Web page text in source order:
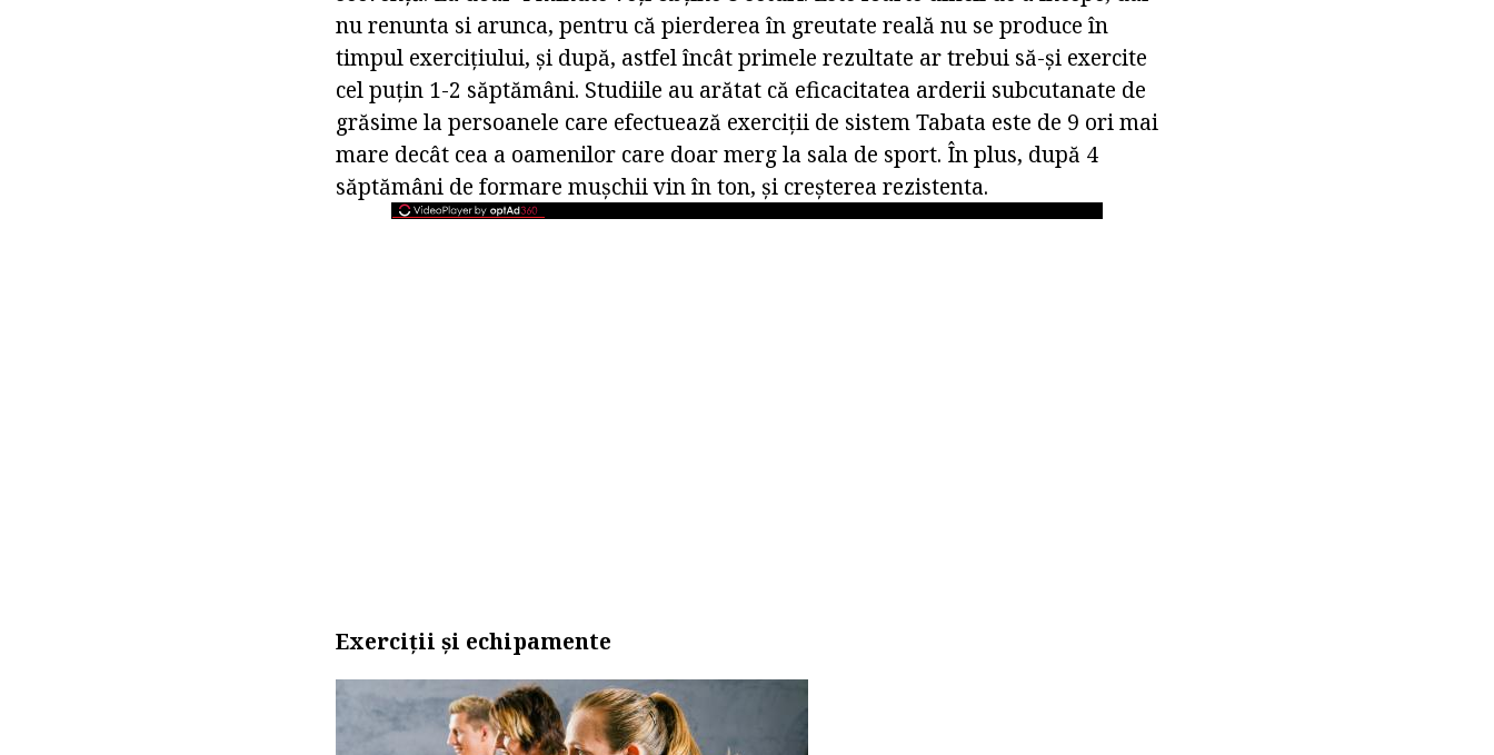
nu renunta si arunca, pentru că pierderea în greutate reală nu se produce în
timpul exercițiului, și după, astfel încât primele rezultate ar trebui să-și exercite
cel puțin 1-2 săptămâni. Studiile au arătat că eficacitatea arderii subcutanate de
grăsime la persoanele care efectuează exerciții de sistem Tabata este de 9 ori mai
mare decât cea a oamenilor care doar merg la sala de sport. În plus, după 4
săptămâni de formare mușchii vin în ton, și creșterea rezistenta.
Exerciții și echipamente